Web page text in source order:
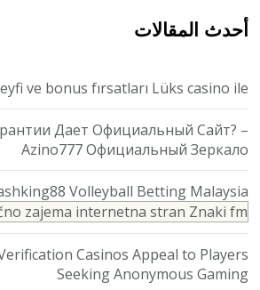
ما؟
أحدث المقالات
ve bonus fırsatları Lüks casino ile
Дает Официальный Сайт? –
Azino777 Официальный Зеркало
Volleyball Betting Malaysia
zajema internetna stran Znaki fm?
Casinos Appeal to Players
Seeking Anonymous Gaming